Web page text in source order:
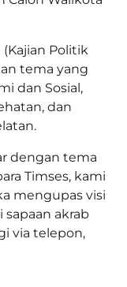
Politik
tema yang
dan Sosial,
dan
dengan tema
Timses, kami
mengupas visi
sapaan akrab
via telepon,